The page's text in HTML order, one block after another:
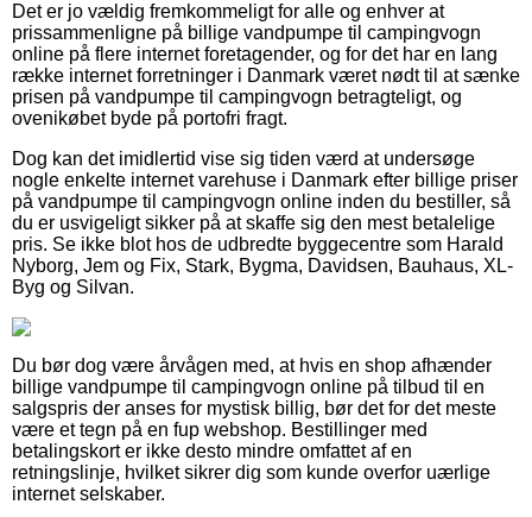
Det er jo vældig fremkommeligt for alle og enhver at
prissammenligne på billige vandpumpe til campingvogn
online på flere internet foretagender, og for det har en lang
række internet forretninger i Danmark været nødt til at sænke
prisen på vandpumpe til campingvogn betragteligt, og
ovenikøbet byde på portofri fragt.
Dog kan det imidlertid vise sig tiden værd at undersøge
nogle enkelte internet varehuse i Danmark efter billige priser
på vandpumpe til campingvogn online inden du bestiller, så
du er usvigeligt sikker på at skaffe sig den mest betalelige
pris. Se ikke blot hos de udbredte byggecentre som Harald
Nyborg, Jem og Fix, Stark, Bygma, Davidsen, Bauhaus, XL-
Byg og Silvan.
Du bør dog være årvågen med, at hvis en shop afhænder
billige vandpumpe til campingvogn online på tilbud til en
salgspris der anses for mystisk billig, bør det for det meste
være et tegn på en fup webshop. Bestillinger med
betalingskort er ikke desto mindre omfattet af en
retningslinje, hvilket sikrer dig som kunde overfor uærlige
internet selskaber.